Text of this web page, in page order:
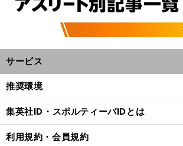
r 世）、
サービス
推奨環境
集英社ID・スポルティーバIDとは
利用規約・会員規約